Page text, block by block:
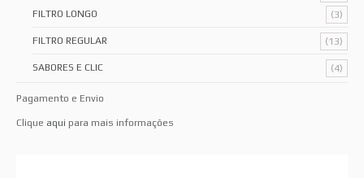
FILTRO LONGO
(3)
FILTRO REGULAR (13)
SABORES E CLIC (4)
Pagamento e Envio
Clique aqui para mais informações